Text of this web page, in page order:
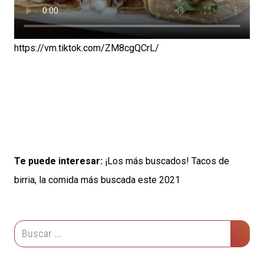
https://vm.tiktok.com/ZM8cgQCrL/
Te puede interesar: ¡Los más buscados! Tacos de
birria, la comida más buscada este 2021